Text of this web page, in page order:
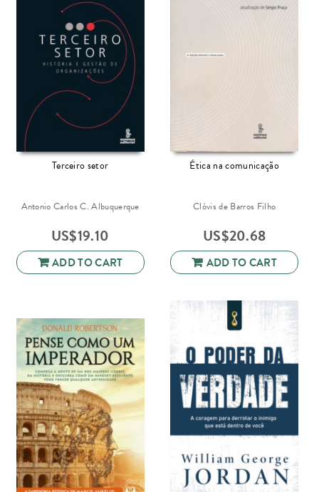
Terceiro setor
Antonio Carlos C. Albuquerque
US$19.10
ADD TO CART
Ética na comunicação
Clóvis de Barros Filho
US$20.68
ADD TO CART